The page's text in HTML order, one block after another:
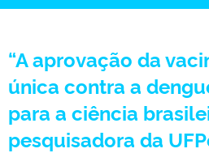
“A aprovação da
única contra a
para a ciência
pesquisadora da